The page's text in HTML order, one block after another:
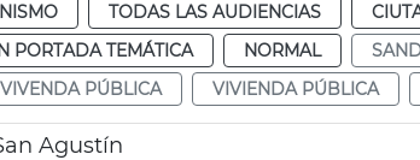
TODAS LAS AUDIENCIAS
PORTADA TEMÁTICA NORMAL
VIVENDA PÚBLICA VIVIENDA PÚBLICA
Agustín